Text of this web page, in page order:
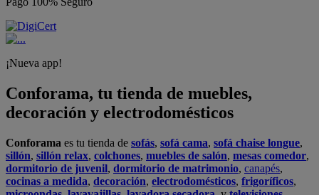
Descubre nuestra amplia variedad de estilos en cualquier
para tu hogar,
espacio en el que vives gracias a nuestros
habitaciones,
escritorio. Además, podrás decorar tu casa con multitud de
artículos, tener el mejor ocio con los productos de
y aprovechar tu
en las épocas de buen tiempo. Conforama
realiza elservicio de envío a domicilio como recogida en tienda.
Podráscomprar onlineentre nuestra gama de más de 7.000
recibirlo en tu domicilio
No esperes más para crear o renovar tu
hogar y transformarlo en un espacio con mucho estilo. Conforama
tiene 300tiendas de mueblesfísicas distribuidas en6 países
distintos. Aproveche nuestras ofertas desofas baratos,colchones
baratosyliquidaciones de sofas.